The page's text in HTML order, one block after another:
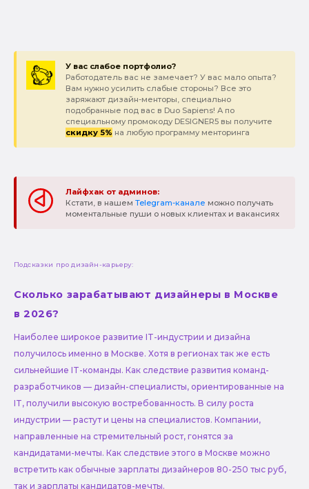
У вас слабое портфолио?
Работодатель вас не замечает? У вас мало опыта?
Вам нужно усилить слабые стороны? Все это
заряжают дизайн-менторы, специально
подобранные под вас в Duo Sapiens! А по
специальному промокоду DESIGNER5 вы получите
скидку 5% на любую программу менторинга
Лайфхак от админов:
Кстати, в нашем Telegram-канале можно получать
моментальные пуши о новых клиентах и вакансиях
Подсказки про дизайн-карьеру:
Сколько зарабатывают дизайнеры в Москве
в 2026?
Наиболее широкое развитие IT-индустрии и дизайна
получилось именно в Москве. Хотя в регионах так же есть
сильнейшие IT-команды. Как следствие развития команд-
разработчиков — дизайн-специалисты, ориентированные на
IT, получили высокую востребованность. В силу роста
индустрии — растут и цены на специалистов. Компании,
направленные на стремительный рост, гонятся за
кандидатами-мечты. Как следствие этого в Москве можно
встретить как обычные зарплаты дизайнеров 80-250 тыс руб,
так и зарплаты кандидатов-мечты.